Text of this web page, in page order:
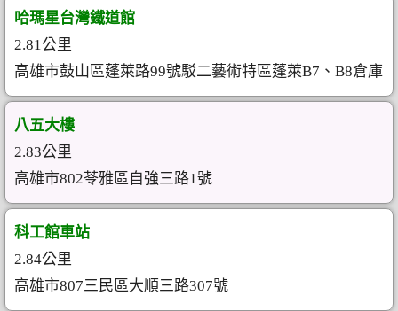
哈瑪星台灣鐵道館
2.81公里
高雄市鼓山區蓬萊路99號駁二藝術特區蓬萊B7、B8倉庫
八五大樓
2.83公里
高雄市802苓雅區自強三路1號
科工館車站
2.84公里
高雄市807三民區大順三路307號